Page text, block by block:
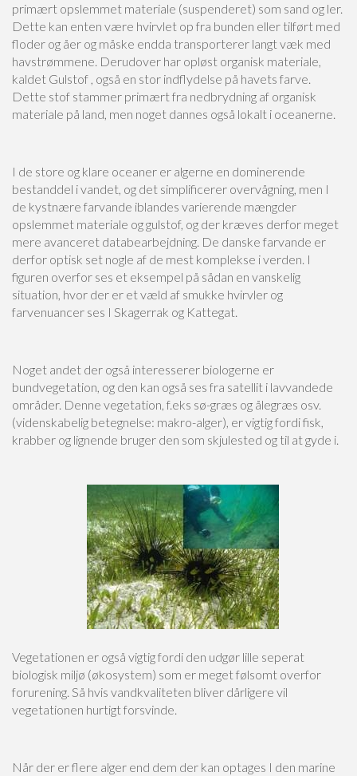
primært opslemmet materiale (suspenderet) som sand og ler.
Dette kan enten være hvirvlet op fra bunden eller tilført med
floder og åer og måske endda transporterer langt væk med
havstrømmene. Derudover har opløst organisk materiale,
kaldet Gulstof , også en stor indflydelse på havets farve.
Dette stof stammer primært fra nedbrydning af organisk
materiale på land, men noget dannes også lokalt i oceanerne.
I de store og klare oceaner er algerne en dominerende
bestanddel i vandet, og det simplificerer overvågning, men I
de kystnære farvande iblandes varierende mængder
opslemmet materiale og gulstof, og der kræves derfor meget
mere avanceret databearbejdning. De danske farvande er
derfor optisk set nogle af de mest komplekse i verden. I
figuren overfor ses et eksempel på sådan en vanskelig
situation, hvor der er et væld af smukke hvirvler og
farvenuancer ses I Skagerrak og Kattegat.
Noget andet der også interesserer biologerne er
bundvegetation, og den kan også ses fra satellit i lavvandede
områder. Denne vegetation, f.eks sø-græs og ålegræs osv.
(videnskabelig betegnelse: makro-alger), er vigtig fordi fisk,
krabber og lignende bruger den som skjulested og til at gyde i.
Vegetationen er også vigtig fordi den udgør lille seperat
biologisk miljø (økosystem) som er meget følsomt overfor
forurening. Så hvis vandkvaliteten bliver dårligere vil
vegetationen hurtigt forsvinde.
Når der er flere alger end dem der kan optages I den marine